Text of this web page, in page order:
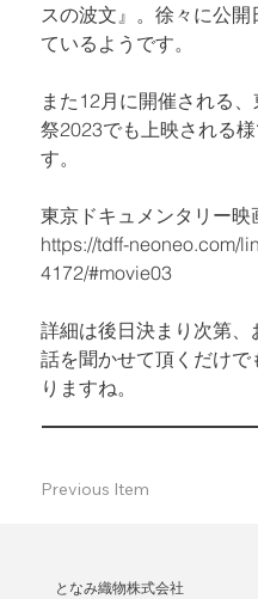
スの波文』。徐々に公
ているようです。
また12月に開催される
祭2023でも上映される
す。
https://tdff-neoneo.com/
4172/#movie03
詳細は後日決まり次第、
話を聞かせて頂くだけ
りますね。
Previous Item
となみ織物株式会社